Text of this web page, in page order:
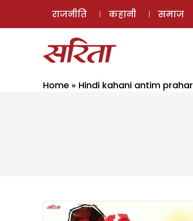
राजनीति कहानी समाज
Home » Hindi kahani antim prahar